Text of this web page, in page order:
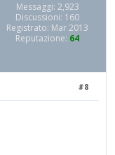
Messaggi: 2,923
Discussioni: 160
Registrato: Mar 2013
Reputazione: 64
#8